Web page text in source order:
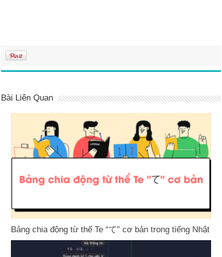
Bài Liên Quan
Bảng chia động từ thể Te “て” cơ bản trong tiếng Nhật